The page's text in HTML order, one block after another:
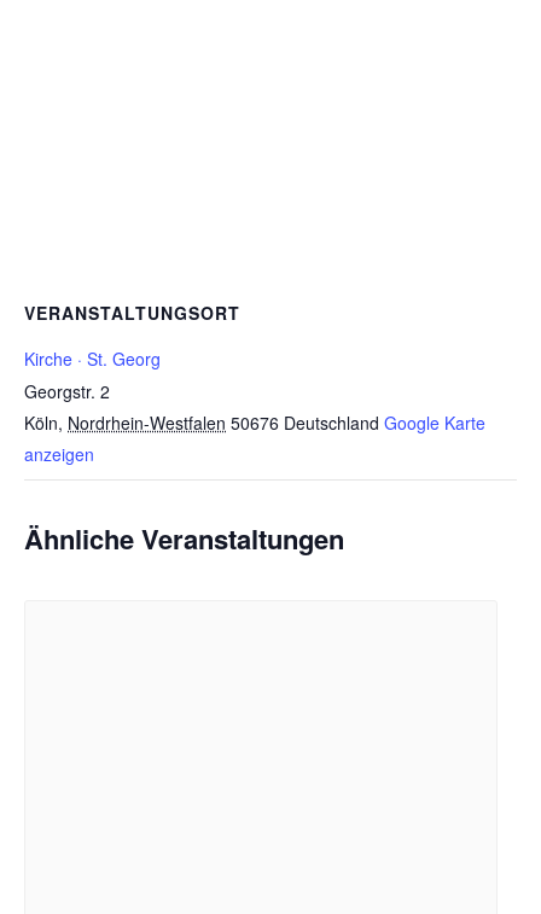
VERANSTALTUNGSORT
Kirche · St. Georg
Georgstr. 2
Köln, Nordrhein-Westfalen 50676 Deutschland Google Karte
anzeigen
Ähnliche Veranstaltungen